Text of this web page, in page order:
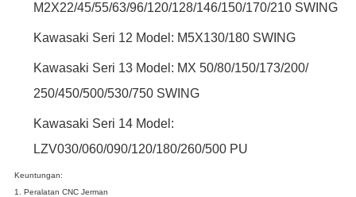
M2X22/45/55/63/96/120/128/146/150/170/210 SWING
Kawasaki Seri 12 Model: M5X130/180 SWING
Kawasaki Seri 13 Model: MX 50/80/150/173/200/
250/450/500/530/750 SWING
Kawasaki Seri 14 Model:
LZV030/060/090/120/180/260/500 PU
Keuntungan:
1. Peralatan CNC Jerman